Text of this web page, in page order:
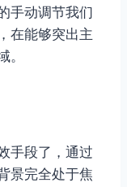
手动调节我们
在能够突出主
。
手段了，通过
景完全处于焦